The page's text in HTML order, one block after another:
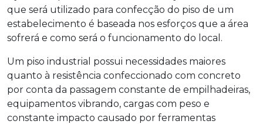
que será utilizado para confecção do piso de um
estabelecimento é baseada nos esforços que a área
sofrerá e como será o funcionamento do local.
Um piso industrial possui necessidades maiores
quanto à resistência confeccionado com concreto
por conta da passagem constante de empilhadeiras,
equipamentos vibrando, cargas com peso e
constante impacto causado por ferramentas